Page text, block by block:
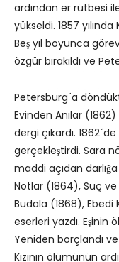
ardından er rütbesi
yükseldi. 1857
Beş yıl boyunca
özgür bırakıldı ve
Petersburg´a
Evinden Anılar
dergi çıkardı.
gerçekleştirdi. Sara
maddi açıdan
Notlar (1864), Suç
Budala (1868), Ebedi
eserleri yazdı.
Yeniden borçlandı
Kızının ölümünün